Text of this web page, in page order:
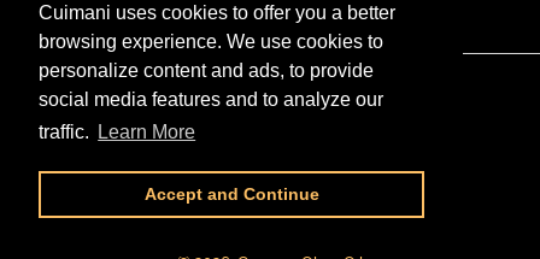
Cuimani uses cookies to offer you a better
browsing experience. We use cookies to
personalize content and ads, to provide
social media features and to analyze our
traffic.
Learn More
Accept and Continue
FacebookInstagramYouTube
Zahlungsarten